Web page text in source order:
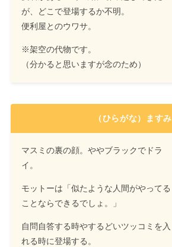
が、どこで登場するか不明。
便利屋とのウワサ。
※架空の代物です。
（分かると思いますが念のため）
（ひらがな）ますみ
マスミの裏の顔。ややブラックでドラ
イ。
モットーは「似たような人間がやってる
ことならできるでしょ。」
自問自答する時やするどいツッコミを入
れる時に登場する。